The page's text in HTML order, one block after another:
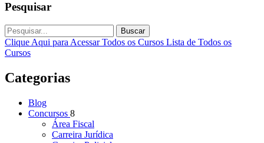
Pesquisar
Buscar
Clique Aqui para Acessar Todos os Cursos Lista de Todos os
Cursos
Categorias
Blog
Concursos 8
Área Fiscal
Carreira Jurídica